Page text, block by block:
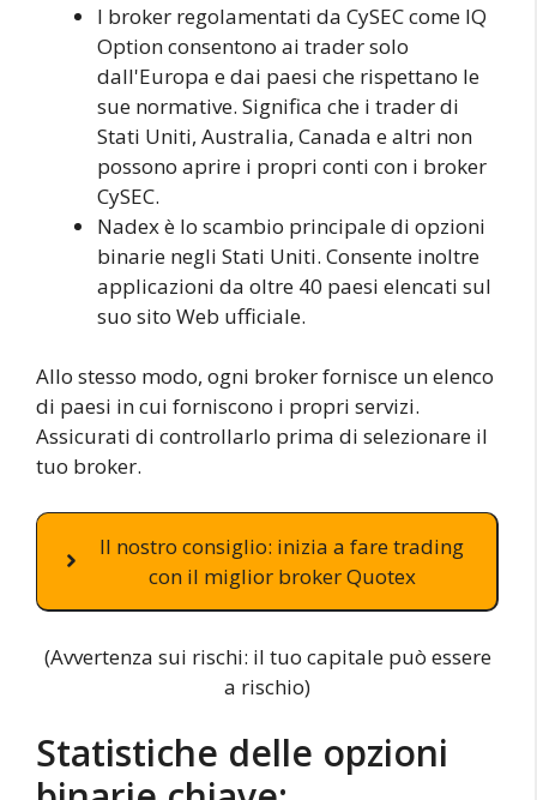
I broker regolamentati da CySEC come IQ
Option consentono ai trader solo
dall'Europa e dai paesi che rispettano le
sue normative. Significa che i trader di
Stati Uniti, Australia, Canada e altri non
possono aprire i propri conti con i broker
CySEC.
Nadex è lo scambio principale di opzioni
binarie negli Stati Uniti. Consente inoltre
applicazioni da oltre 40 paesi elencati sul
suo sito Web ufficiale.
Allo stesso modo, ogni broker fornisce un elenco
di paesi in cui forniscono i propri servizi.
Assicurati di controllarlo prima di selezionare il
tuo broker.
Il nostro consiglio: inizia a fare trading
con il miglior broker Quotex
(Avvertenza sui rischi: il tuo capitale può essere
a rischio)
Statistiche delle opzioni